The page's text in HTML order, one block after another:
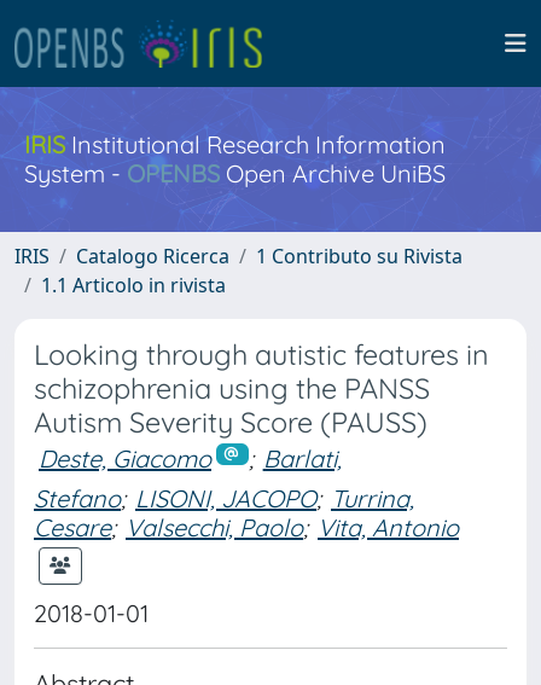
IRISInstitutional Research Information
System - OPENBS Open Archive UniBS
IRIS Catalogo Ricerca
1 Contributo su Rivista
1.1 Articolo in rivista
Looking through autistic features in
schizophrenia using the PANSS
Autism Severity Score (PAUSS)
Deste, Giacomo ; Barlati,
Stefano; LISONI, JACOPO; Turrina,
Cesare; Valsecchi, Paolo; Vita, Antonio
2018-01-01